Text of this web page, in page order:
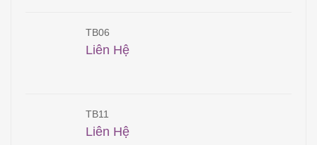
TB06
Liên Hệ
TB11
Liên Hệ